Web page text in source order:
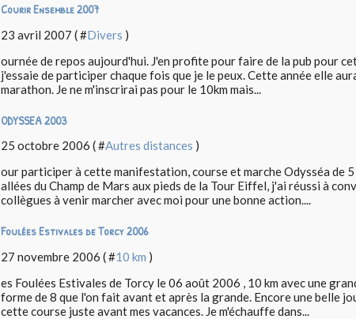
Courir Ensemble 2007
23 avril 2007 ( #Divers )
ournée de repos aujourd'hui. J'en profite pour faire de la pub pour
j'essaie de participer chaque fois que je le peux. Cette année elle
marathon. Je ne m'inscrirai pas pour le 10km mais...
ODYSSEA 2003
25 octobre 2006 ( #Autres distances )
our participer à cette manifestation, course et marche Odysséa de
allées du Champ de Mars aux pieds de la Tour Eiffel, j'ai réussi à
collègues à venir marcher avec moi pour une bonne action....
Foulées Estivales de Torcy 2006
27 novembre 2006 ( #10 km )
es Foulées Estivales de Torcy le 06 août 2006 , 10 km avec une
forme de 8 que l'on fait avant et après la grande. Encore une belle
cette course juste avant mes vacances. Je m'échauffe dans...